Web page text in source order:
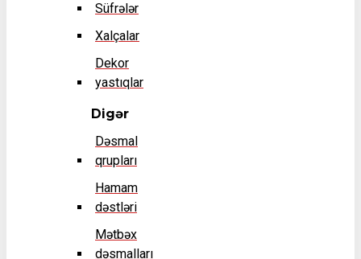
Süfrələr
Xalçalar
Dekor
yastıqlar
Digər
Dəsmal
qrupları
Hamam
dəstləri
Mətbəx
dəsmalları